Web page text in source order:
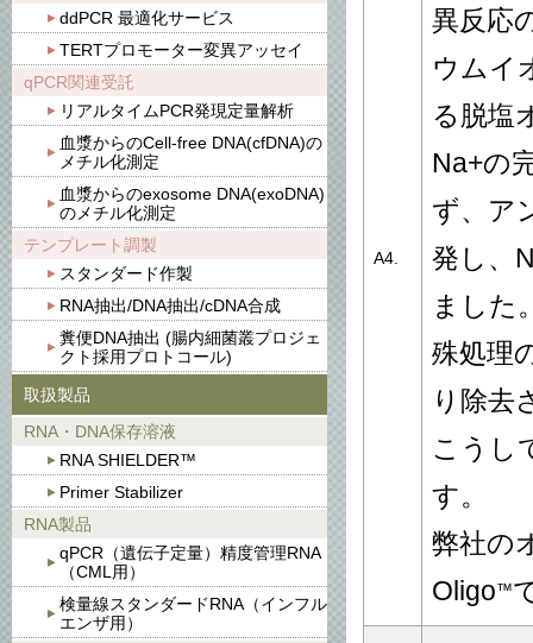
ddPCR 最適化サービス
TERTプロモーター変異アッセイ
qPCR関連受託
リアルタイムPCR発現定量解析
血漿からのCell-free DNA(cfDNA)の
メチル化測定
血漿からのexosome DNA(exoDNA)
のメチル化測定
テンプレート調製
スタンダード作製
RNA抽出/DNA抽出/cDNA合成
糞便DNA抽出 (腸内細菌叢プロジェ
クト採用プロトコール)
取扱製品
RNA・DNA保存溶液
RNA SHIELDER™
Primer Stabilizer
RNA製品
qPCR（遺伝子定量）精度管理RNA
（CML用）
検量線スタンダードRNA（インフル
エンザ用）
A4.
異反応
ウムイ
る脱塩
Na+の
ず、ア
発し、
ました
殊処理
り除去
こうし
す。
弊社の
Oligo™